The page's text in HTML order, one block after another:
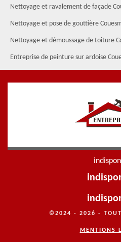
Nettoyage et ravalement de façade
Nettoyage et pose de gouttière
Nettoyage et démoussage de toiture
Entreprise de peinture sur ardoise
©2024 - 2026 - TOUT
MENTIONS